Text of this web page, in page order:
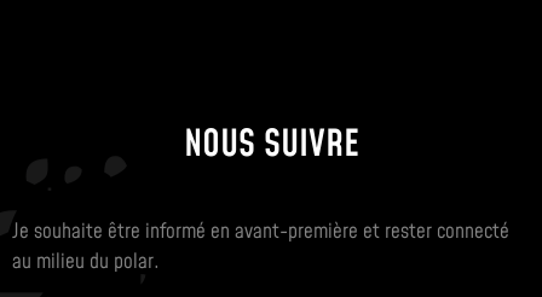
NOUS SUIVRE
Je souhaite être informé en avant-première et rester connecté
au milieu du polar.